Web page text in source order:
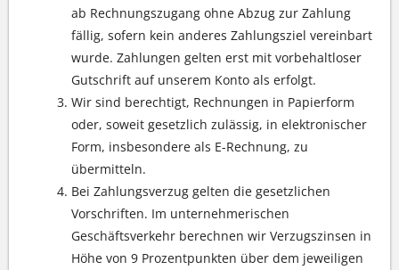
ab Rechnungszugang ohne Abzug zur Zahlung
fällig, sofern kein anderes Zahlungsziel vereinbart
wurde. Zahlungen gelten erst mit vorbehaltloser
Gutschrift auf unserem Konto als erfolgt.
Wir sind berechtigt, Rechnungen in Papierform
oder, soweit gesetzlich zulässig, in elektronischer
Form, insbesondere als E-Rechnung, zu
übermitteln.
Bei Zahlungsverzug gelten die gesetzlichen
Vorschriften. Im unternehmerischen
Geschäftsverkehr berechnen wir Verzugszinsen in
Höhe von 9 Prozentpunkten über dem jeweiligen